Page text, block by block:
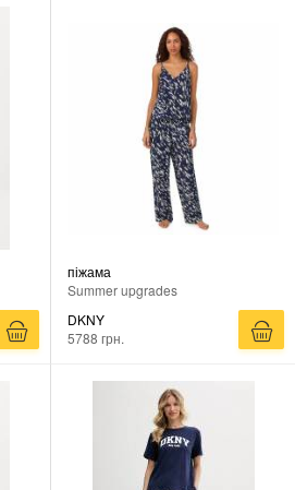
піжама
Summer upgrades
DKNY
5788 грн.